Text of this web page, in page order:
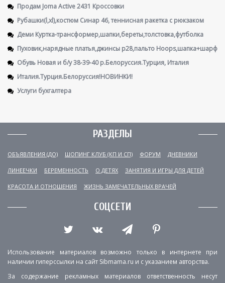
Продам Joma Active 2431 Кроссовки
Рубашки(l,xl),костюм Синар 46, теннисная ракетка с рюкзаком
Деми Куртка-трансформер,шапки,береты,толстовка,футболка
Пуховик,нарядные платья,джинсы р28,пальто Hoops,шапка+шарф
Обувь Новая и б/у 38-39-40 р.Белоруссия.Турция, Италия
Италия.Турция.Белоруссия!НОВИНКИ!
Услуги бухгалтера
РАЗДЕЛЫ
ОБЪЯВЛЕНИЯ (ДО) ШОПИНГ КЛУБ (КП И СП) ФОРУМ ДНЕВНИКИ
ЛИНЕЕЧКИ БЕРЕМЕННОСТЬ О ДЕТЯХ ЗАНЯТИЯ И ИГРЫ ДЛЯ ДЕТЕЙ
КРАСОТА И ОТНОШЕНИЯ ЖИЗНЬ ЗАМЕЧАТЕЛЬНЫХ ВРАЧЕЙ
СОЦСЕТИ
Использование материалов возможно только в интернете при
наличии гиперссылки на сайт Sibmama.ru и с указанием авторства.
За содержание рекламных материалов ответственность несут